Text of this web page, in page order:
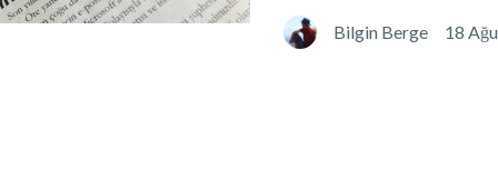
Bilgin Berge 18